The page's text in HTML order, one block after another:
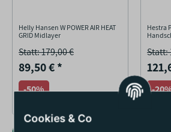
Helly Hansen W POWER AIR HEAT
GRID Midlayer
Statt: 179,00 €
89,50 €*
-50%
Hestra
Statt:
-
Cookies & Co